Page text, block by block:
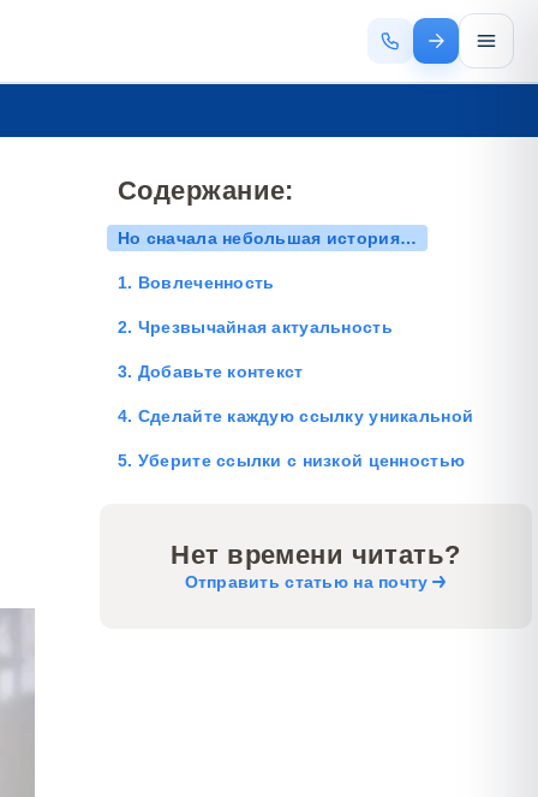
Содержание:
Но сначала небольшая история…
1. Вовлеченность
2. Чрезвычайная актуальность
3. Добавьте контекст
4. Сделайте каждую ссылку уникальной
5. Уберите ссылки с низкой ценностью
Нет времени читать?
Отправить статью на почту